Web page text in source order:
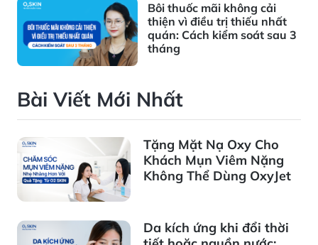
Bôi thuốc mãi không cải
thiện vì điều trị thiếu nhất
quán: Cách kiểm soát sau 3
tháng
Bài Viết Mới Nhất
Tặng Mặt Nạ Oxy Cho
Khách Mụn Viêm Nặng
Không Thể Dùng OxyJet
Da kích ứng khi đổi thời